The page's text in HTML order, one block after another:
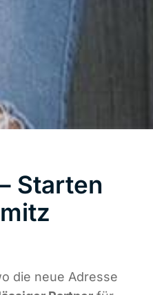
Starten
die neue Adresse